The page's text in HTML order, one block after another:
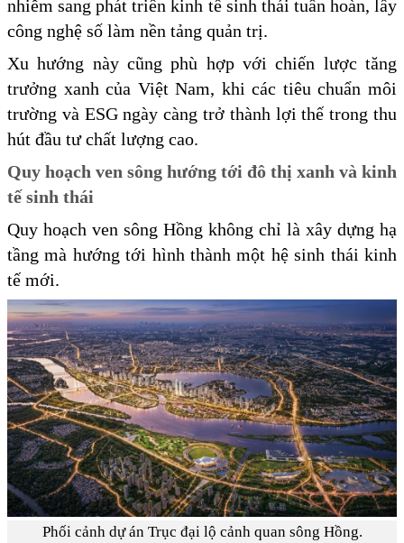
nhiễm sang phát triển kinh tế sinh thái tuần hoàn, lấy
công nghệ số làm nền tảng quản trị.
Xu hướng này cũng phù hợp với chiến lược tăng
trưởng xanh của Việt Nam, khi các tiêu chuẩn môi
trường và ESG ngày càng trở thành lợi thế trong thu
hút đầu tư chất lượng cao.
Quy hoạch ven sông hướng tới đô thị xanh và kinh
tế sinh thái
Quy hoạch ven sông Hồng không chỉ là xây dựng hạ
tầng mà hướng tới hình thành một hệ sinh thái kinh
tế mới.
Phối cảnh dự án Trục đại lộ cảnh quan sông Hồng.